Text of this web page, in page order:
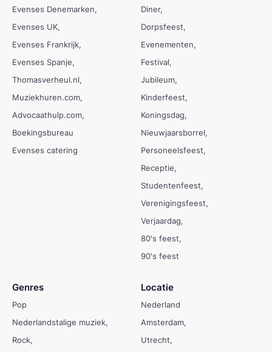
Evenses Denemarken
Evenses UK
Evenses Frankrijk
Evenses Spanje
Thomasverheul.nl
Muziekhuren.com
Advocaathulp.com
Boekingsbureau
Evenses catering
Diner
Dorpsfeest
Evenementen
Festival
Jubileum
Kinderfeest
Koningsdag
Nieuwjaarsborrel
Personeelsfeest
Receptie
Studentenfeest
Verenigingsfeest
Verjaardag
80's feest
90's feest
Genres
Pop
Nederlandstalige muziek
Rock
Locatie
Nederland
Amsterdam
Utrecht